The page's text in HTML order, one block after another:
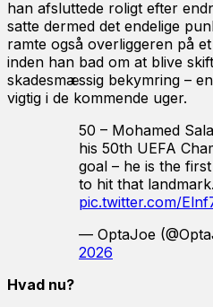
han afsluttede roligt efter
satte dermed det endelige
ramte også overliggeren på
inden han bad om at blive
skadesmæssig bekymring –
vigtig i de kommende uger.
50 – Mohamed
his 50th UEFA
goal – he is the
to hit that
pic.twitter.com/
— OptaJoe
2026
Hvad nu?